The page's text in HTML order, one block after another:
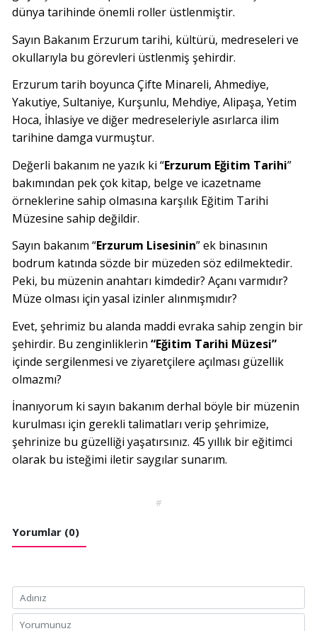
dünya tarihinde önemli roller üstlenmiştir.
Sayın Bakanım Erzurum tarihi, kültürü, medreseleri ve
okullarıyla bu görevleri üstlenmiş şehirdir.
Erzurum tarih boyunca Çifte Minareli, Ahmediye,
Yakutiye, Sultaniye, Kurşunlu, Mehdiye, Alipaşa, Yetim
Hoca, İhlasiye ve diğer medreseleriyle asırlarca ilim
tarihine damga vurmuştur.
Değerli bakanım ne yazık ki “Erzurum Eğitim Tarihi”
bakımından pek çok kitap, belge ve icazetname
örneklerine sahip olmasına karşılık Eğitim Tarihi
Müzesine sahip değildir.
Sayın bakanım “Erzurum Lisesinin” ek binasının
bodrum katında sözde bir müzeden söz edilmektedir.
Peki, bu müzenin anahtarı kimdedir? Açanı varmıdır?
Müze olması için yasal izinler alınmışmıdır?
Evet, şehrimiz bu alanda maddi evraka sahip zengin bir
şehirdir. Bu zenginliklerin “Eğitim Tarihi Müzesi”
içinde sergilenmesi ve ziyaretçilere açılması güzellik
olmazmı?
İnanıyorum ki sayın bakanım derhal böyle bir müzenin
kurulması için gerekli talimatları verip şehrimize,
şehrinize bu güzelliği yaşatırsınız. 45 yıllık bir eğitimci
olarak bu isteğimi iletir saygılar sunarım.
#
Yorumlar (0)